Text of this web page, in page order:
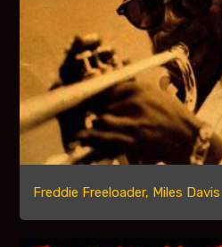
Freddie Freeloader, Miles Davis